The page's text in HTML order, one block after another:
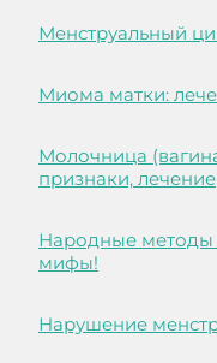
Менструальный
Миома матки:
Молочница
признаки, лечение
Народные методы
мифы!
Нарушение